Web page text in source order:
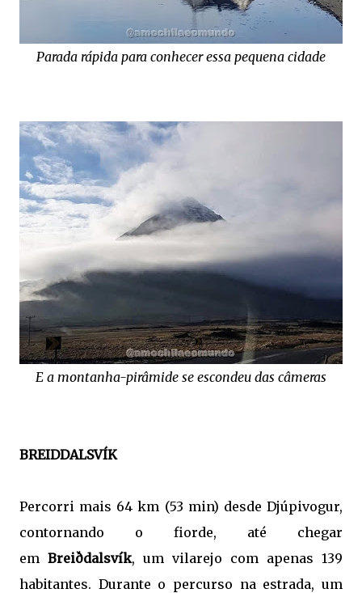
Parada rápida para conhecer essa pequena cidade
E a montanha-pirâmide se escondeu das câmeras
BREIDDALSVÍK
Percorri mais 64 km (53 min) desde Djúpivogur,
contornando o fiorde, até chegar
em Breiðdalsvík, um vilarejo com apenas 139
habitantes. Durante o percurso na estrada, um